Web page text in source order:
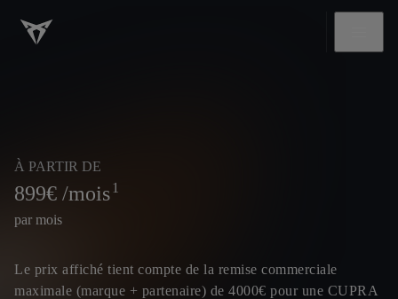
À PARTIR DE
899€ /mois1
par mois
Le prix affiché tient compte de la remise commerciale
maximale (marque + partenaire) de 4000€ pour une CUPRA